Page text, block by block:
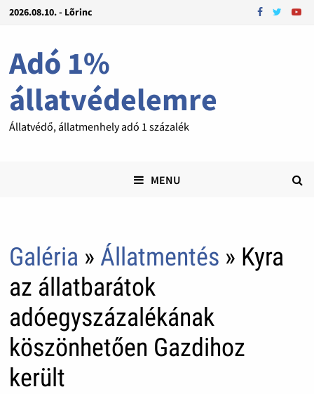
2026.08.10. - Lõrinc
Adó 1%
állatvédelemre
Állatvédő, állatmenhely adó 1 százalék
MENU
Galéria » Állatmentés » Kyra
az állatbarátok
adóegyszázalékának
köszönhetően Gazdihoz
került